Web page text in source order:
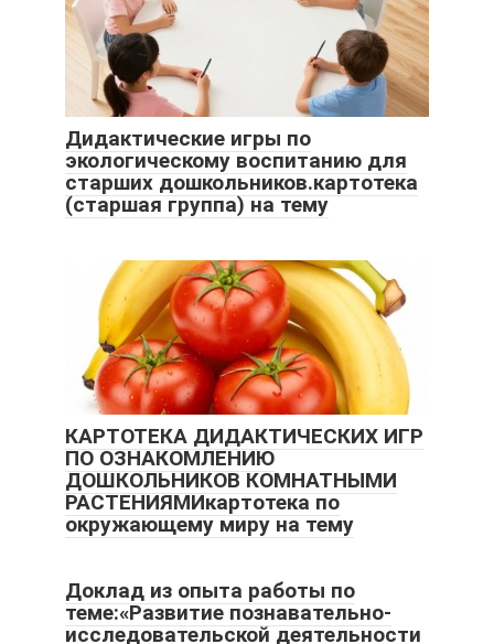
Дидактические игры по
экологическому воспитанию для
старших дошкольников.картотека
(старшая группа) на тему
КАРТОТЕКА ДИДАКТИЧЕСКИХ ИГР
ПО ОЗНАКОМЛЕНИЮ
ДОШКОЛЬНИКОВ КОМНАТНЫМИ
РАСТЕНИЯМИкартотека по
окружающему миру на тему
Доклад из опыта работы по
теме:«Развитие познавательно-
исследовательской деятельности